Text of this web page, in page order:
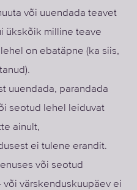
või uuendada teavet
ükskõik milline teave
on ebatäpne (ka siis,
uuendada, parandada
seotud lehel leiduvat
ainult,
ei tulene erandit.
või seotud
värskenduskuupäev ei